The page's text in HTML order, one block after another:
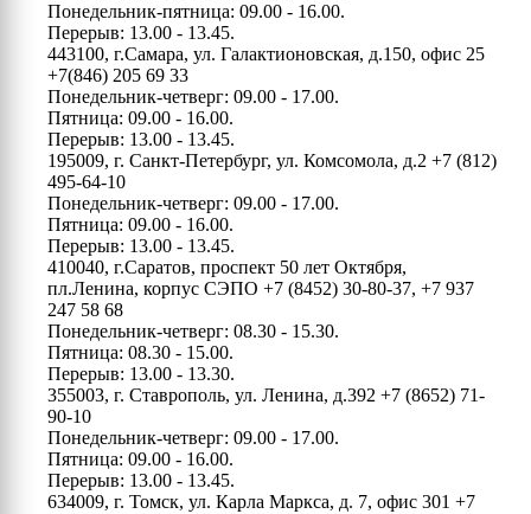
Понедельник-пятница: 09.00 - 16.00.
Перерыв: 13.00 - 13.45.
443100, г.Самара, ул. Галактионовская, д.150, офис 25
+7(846) 205 69 33
Понедельник-четверг: 09.00 - 17.00.
Пятница: 09.00 - 16.00.
Перерыв: 13.00 - 13.45.
195009, г. Санкт-Петербург, ул. Комсомола, д.2 +7 (812)
495-64-10
Понедельник-четверг: 09.00 - 17.00.
Пятница: 09.00 - 16.00.
Перерыв: 13.00 - 13.45.
410040, г.Саратов, проспект 50 лет Октября,
пл.Ленина, корпус СЭПО +7 (8452) 30-80-37, +7 937
247 58 68
Понедельник-четверг: 08.30 - 15.30.
Пятница: 08.30 - 15.00.
Перерыв: 13.00 - 13.30.
355003, г. Ставрополь, ул. Ленина, д.392 +7 (8652) 71-
90-10
Понедельник-четверг: 09.00 - 17.00.
Пятница: 09.00 - 16.00.
Перерыв: 13.00 - 13.45.
634009, г. Томск, ул. Карла Маркса, д. 7, офис 301 +7